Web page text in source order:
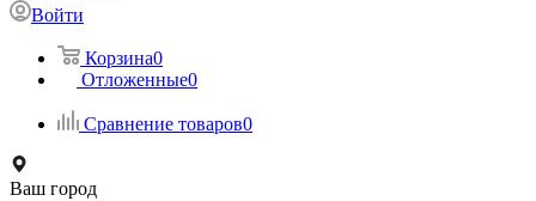
Войти
Корзина0
Отложенные0
Сравнение товаров0
Ваш город